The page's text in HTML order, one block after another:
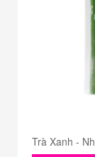
Trà Xanh -